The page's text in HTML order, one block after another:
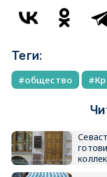
Теги:
общество